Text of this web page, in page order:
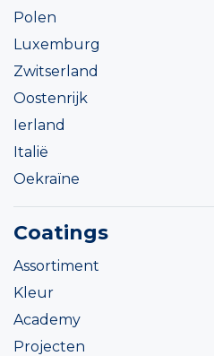
Polen
Luxemburg
Zwitserland
Oostenrijk
Ierland
Italië
Oekraïne
Coatings
Assortiment
Kleur
Academy
Projecten